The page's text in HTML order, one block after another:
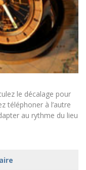
le décalage pour
téléphoner à l’autre
au rythme du lieu